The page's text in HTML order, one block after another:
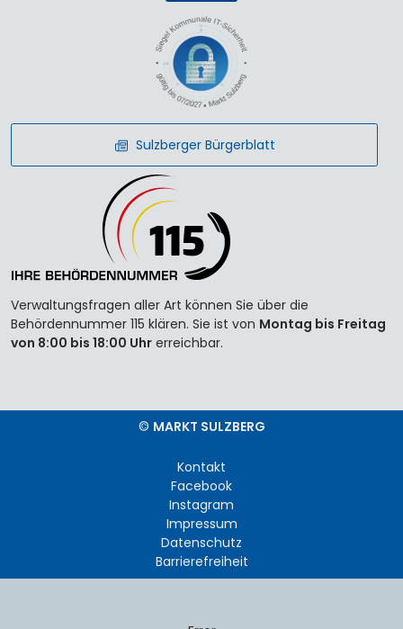
Sulzberger Bürgerblatt
Verwaltungsfragen aller Art können Sie über die
Behördennummer 115 klären. Sie ist von Montag bis Freitag
von 8:00 bis 18:00 Uhr erreichbar.
© MARKT SULZBERG
Kontakt
Facebook
Instagram
Impressum
Datenschutz
Barrierefreiheit